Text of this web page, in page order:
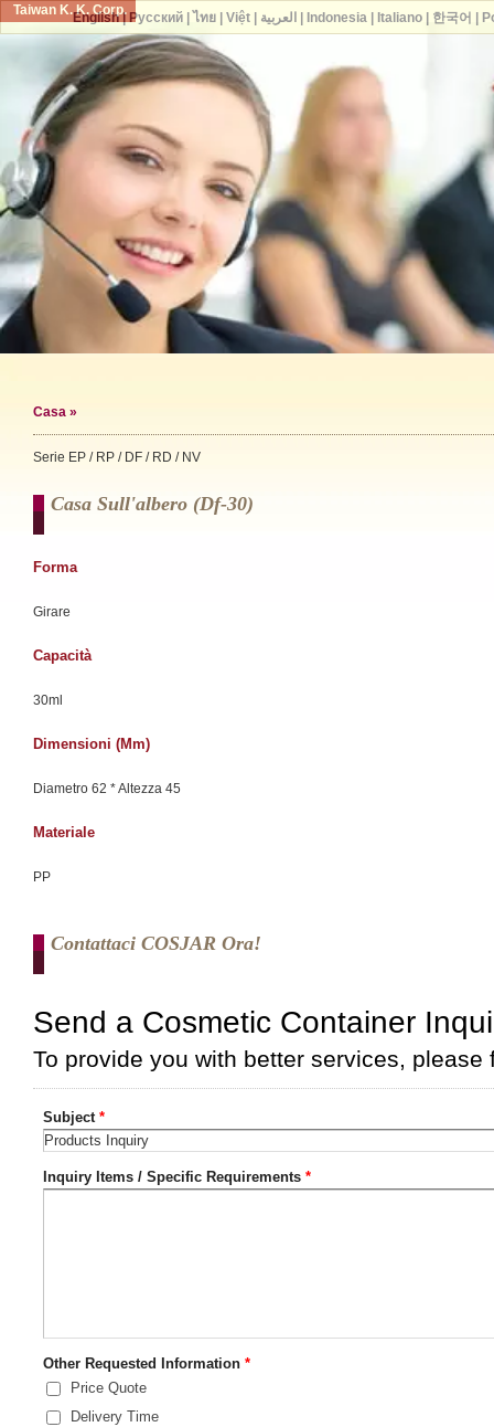
Taiwan K. K. Corp.
Casa »
Serie EP / RP / DF / RD / NV
Casa Sull'albero (df-30)
Forma
Girare
Capacità
30ml
Dimensioni (mm)
Diametro 62 * Altezza 45
Materiale
PP
Contattaci COSJAR Ora!
English| Русский| ไทย| Việt| العربية Indonesia| Italiano| 한국어